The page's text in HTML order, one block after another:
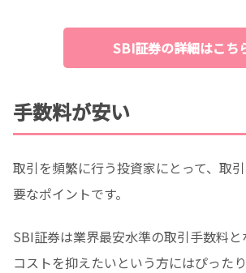
SBI証券の詳細はこち
手数料が安い
取引を頻繁に行う投資家にとって、取
要なポイントです。
SBI証券は業界最安水準の取引手数料と
コストを抑えたいという方にはぴったり